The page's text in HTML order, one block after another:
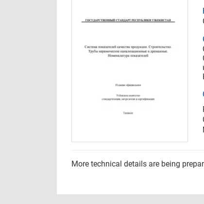
More technical details are being